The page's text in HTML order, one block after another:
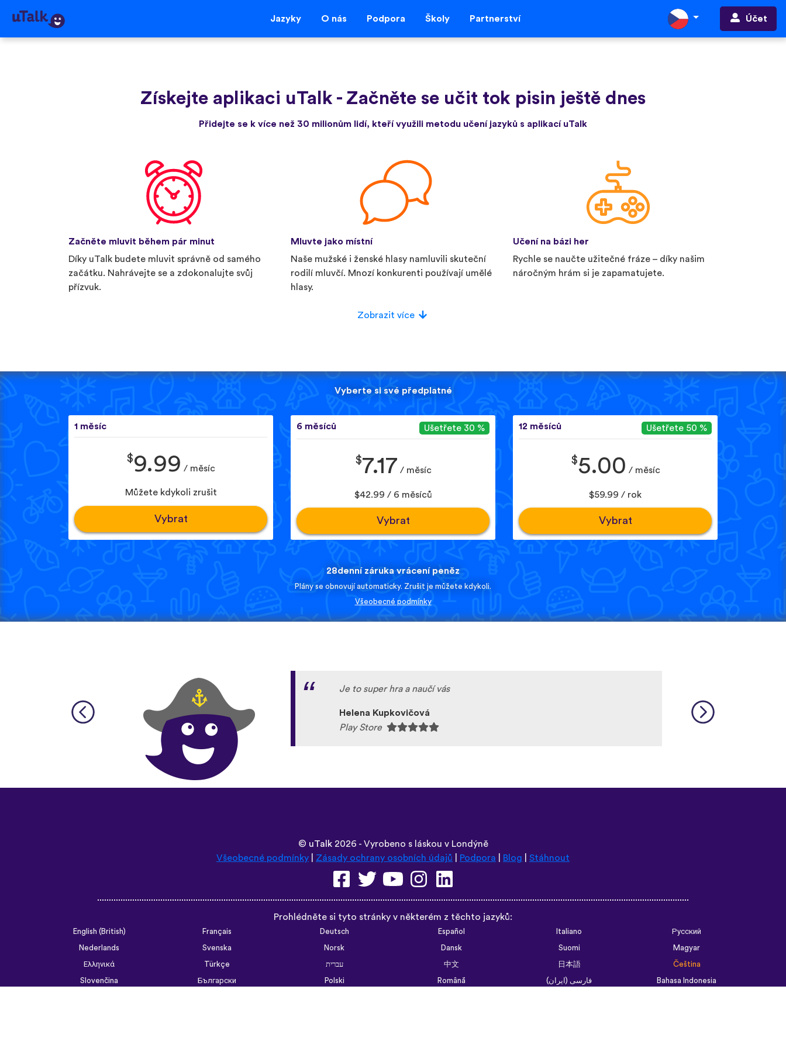
Jazyky O nás Podpora Školy Partnerství Účet
Získejte aplikaci uTalk - Začněte se učit tok pisin ještě dnes
Přidejte se k více než 30 milionům lidí, kteří využili metodu učení jazyků s aplikací uTalk
Začněte mluvit během pár minut
Díky uTalk budete mluvit správně od samého
začátku. Nahrávejte se a zdokonalujte svůj
přízvuk.
Mluvte jako místní
Naše mužské i ženské hlasy namluvili skuteční
rodilí mluvčí. Mnozí konkurenti používají umělé
hlasy.
Učení na bázi her
Rychle se naučte užitečné fráze – díky našim
náročným hrám si je zapamatujete.
Zobrazit více
Vyberte si své předplatné
1 měsíc
$9.99 / měsíc
Můžete kdykoli zrušit
Vybrat
6 měsíců Ušetřete 30 %
$7.17 / měsíc
$42.99 / 6 měsíců
Vybrat
12 měsíců Ušetřete 50 %
$5.00 / měsíc
$59.99 / rok
Vybrat
28denní záruka vrácení peněz
Plány se obnovují automaticky. Zrušit je můžete kdykoli.
Všeobecné podmínky
Je to super hra a naučí vás
Helena Kupkovičová
Play Store
© uTalk2026 - Vyrobeno s láskou v Londýně
Všeobecné podmínky
Zásady ochrany osobních údajů Podpora Blog Stáhnout
Prohlédněte si tyto stránky v některém z těchto jazyků:
English (British) Français Deutsch Español Italiano
Русский
Nederlands
Svenska Norsk Dansk Suomi
Magyar
Ελληνικά
Türkçe עברית 中文 日本語
Čeština
Slovenčina
Български Polski Română فارسی (ایران)
Bahasa Indonesia